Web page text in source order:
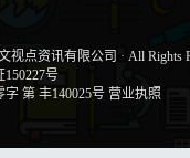
视点资讯有限公司 · All Rights
150227号
第 丰140025号 营业执照